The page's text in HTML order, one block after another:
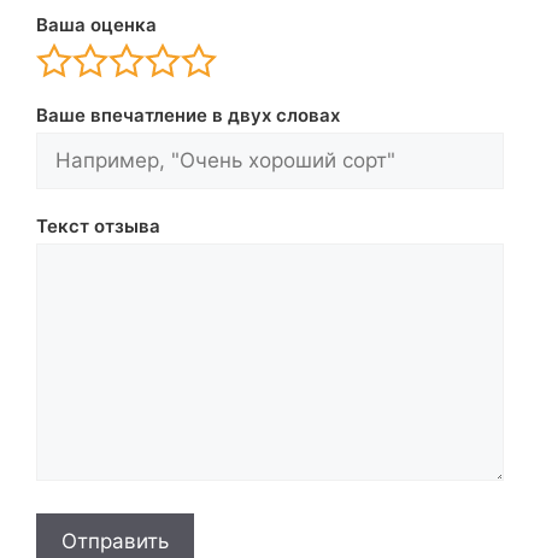
Ваша оценка
Ваше впечатление в двух словах
Текст отзыва
Отправить